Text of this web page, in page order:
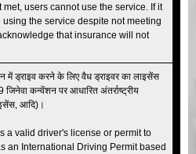
users cannot use the service. If it
the service despite not meeting
that insurance will not
में ड्राइव करने के लिए वैध ड्राइवर का लाइसेंस
जिनेवा कन्वेंशन पर आधारित अंतर्राष्ट्रीय
आदि)।
a valid driver's license or permit to
an International Driving Permit based